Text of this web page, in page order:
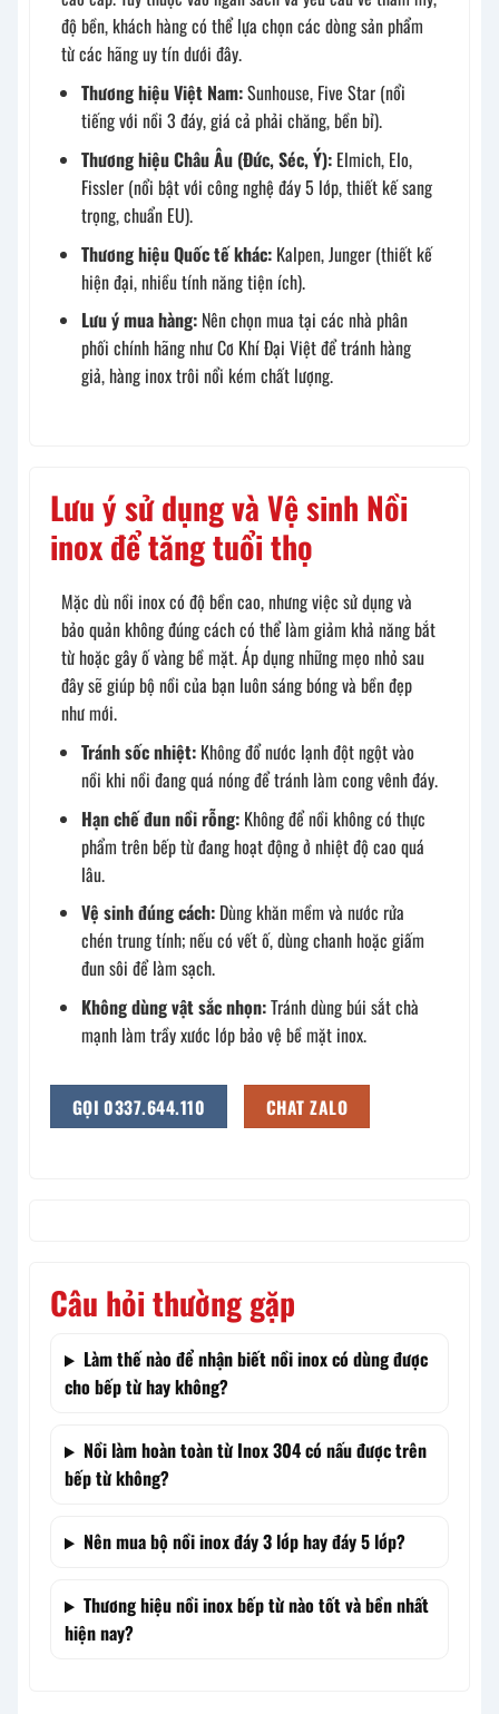
độ bền, khách hàng có thể lựa chọn các dòng sản phẩm
từ các hãng uy tín dưới đây.
Thương hiệu Việt Nam:Sunhouse, Five Star (nổi
tiếng với nồi 3 đáy, giá cả phải chăng, bền bỉ).
Thương hiệu Châu Âu (Đức, Séc, Ý): Elmich, Elo,
Fissler (nổi bật với công nghệ đáy 5 lớp, thiết kế sang
trọng, chuẩn EU).
Thương hiệu Quốc tế khác: Kalpen, Junger (thiết kế
hiện đại, nhiều tính năng tiện ích).
Lưu ý mua hàng: Nên chọn mua tại các nhà phân
phối chính hãng như Cơ Khí Đại Việt để tránh hàng
giả, hàng inox trôi nổi kém chất lượng.
Lưu ý sử dụng và Vệ sinh Nồi
inox để tăng tuổi thọ
Mặc dù nồi inox có độ bền cao, nhưng việc sử dụng và
bảo quản không đúng cách có thể làm giảm khả năng bắt
từ hoặc gây ố vàng bề mặt. Áp dụng những mẹo nhỏ sau
đây sẽ giúp bộ nồi của bạn luôn sáng bóng và bền đẹp
như mới.
Tránh sốc nhiệt: Không đổ nước lạnh đột ngột vào
nồi khi nồi đang quá nóng để tránh làm cong vênh đáy.
Hạn chế đun nồi rỗng: Không để nồi không có thực
phẩm trên bếp từ đang hoạt động ở nhiệt độ cao quá
lâu.
Vệ sinh đúng cách: Dùng khăn mềm và nước rửa
chén trung tính; nếu có vết ố, dùng chanh hoặc giấm
đun sôi để làm sạch.
Không dùng vật sắc nhọn:Tránh dùng búi sắt chà
mạnh làm trầy xước lớp bảo vệ bề mặt inox.
GỌI 0337.644.110 CHAT ZALO
Câu hỏi thường gặp
Làm thế nào để nhận biết nồi inox có dùng được
cho bếp từ hay không?
Nồi làm hoàn toàn từ Inox 304 có nấu được trên
bếp từ không?
Nên mua bộ nồi inox đáy 3 lớp hay đáy 5 lớp?
Thương hiệu nồi inox bếp từ nào tốt và bền nhất
hiện nay?